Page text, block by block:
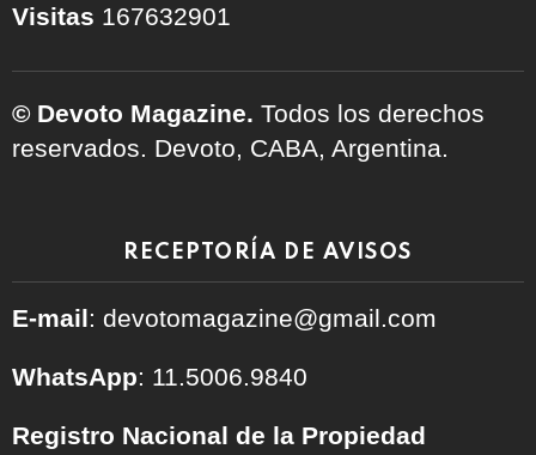
Visitas 167632901
© Devoto Magazine. Todos los derechos
reservados. Devoto, CABA, Argentina.
RECEPTORÍA DE AVISOS
E-mail: devotomagazine@gmail.com
WhatsApp: 11.5006.9840
Registro Nacional de la Propiedad